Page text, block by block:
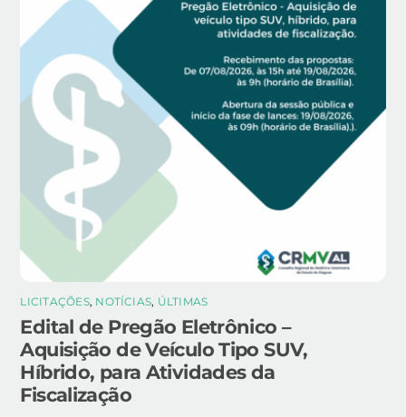
LICITAÇÕES, NOTÍCIAS, ÚLTIMAS
Edital de Pregão Eletrônico –
Aquisição de Veículo Tipo SUV,
Híbrido, para Atividades da
Fiscalização